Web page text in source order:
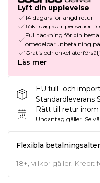
Lyft din upplevelse
14 dagars förlängd retur
65kr dag kompensation
Full täckning för din
omedelbar utbetalning
Gratis och enkel
Läs mer
EU tull- och
Standardleverans
Rätt till retur inom
Undantag gäller. Se
Flexibla
18+, villkor gäller. Kredit